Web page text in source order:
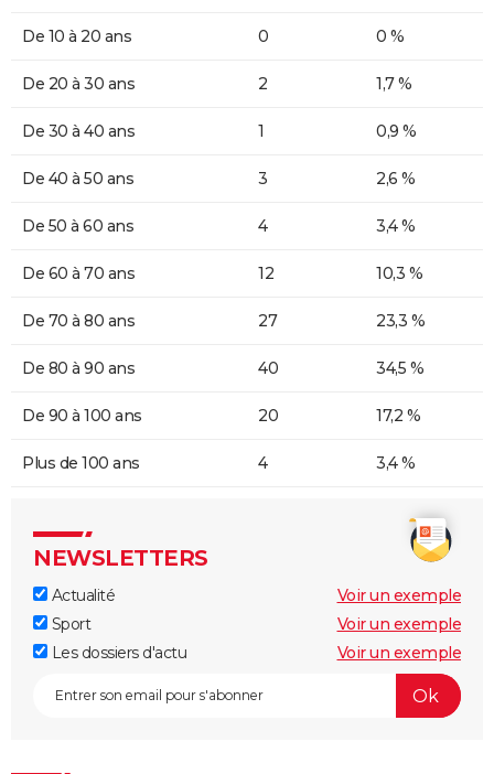
De 10 à 20 ans 0 0 %
De 20 à 30 ans 2 1,7 %
De 30 à 40 ans 1 0,9 %
De 40 à 50 ans 3 2,6 %
De 50 à 60 ans 4 3,4 %
De 60 à 70 ans 12 10,3 %
De 70 à 80 ans 27 23,3 %
De 80 à 90 ans 40 34,5 %
De 90 à 100 ans 20 17,2 %
Plus de 100 ans 4 3,4 %
NEWSLETTERS
Actualité
Voir un exemple
Sport
Voir un exemple
Les dossiers d'actu
Voir un exemple